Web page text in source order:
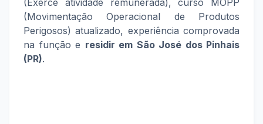
(Exerce atividade remunerada), curso MOPP
(Movimentação Operacional de Produtos
Perigosos) atualizado, experiência comprovada
na função e residir em São José dos Pinhais
(PR).